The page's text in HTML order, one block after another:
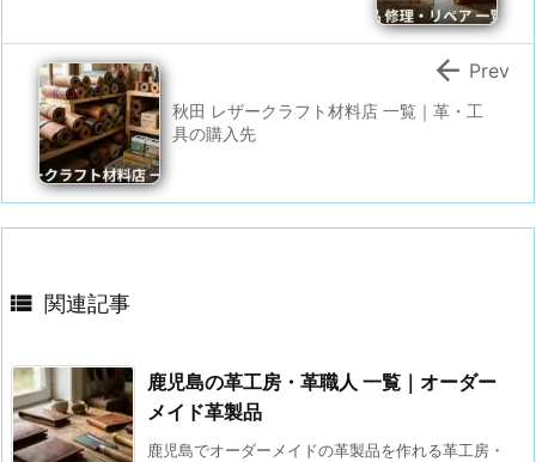
秋田 レザークラフト材料店 一覧｜革・工
具の購入先
 Prev
 関連記事
鹿児島の革工房・革職人 一覧｜オーダー
メイド革製品
鹿児島でオーダーメイドの革製品を作れる革工房・